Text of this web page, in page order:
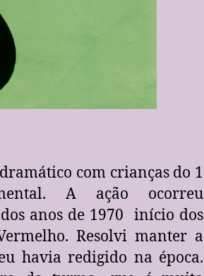
com crianças do 1
A ação ocorreu
anos de 1970 início dos
Resolvi manter a
havia redigido na época.